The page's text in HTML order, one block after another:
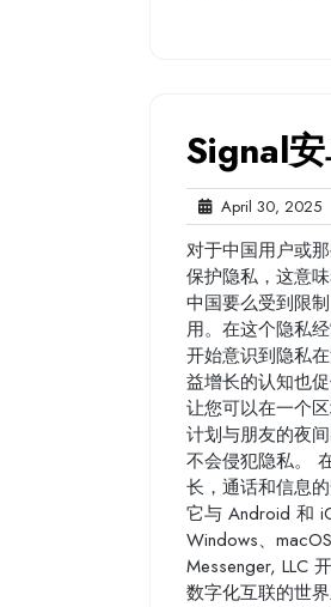
Signal
April 30, 2025
对于中国用户或
保护隐私，这意
中国要么受到限
用。在这个隐私
开始意识到隐私
益增长的认知也
让您可以在一个
计划与朋友的夜
不会侵犯隐私。
长，通话和信息
它与 Android 和
Windows、
Messenger, LLC
数字化互联的世